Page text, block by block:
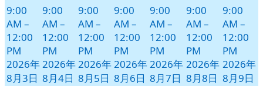
9:00
AM –
12:00
PM
2026年
8月3日
9:00
AM –
12:00
PM
2026年
8月4日
9:00
AM –
12:00
PM
2026年
8月5日
9:00
AM –
12:00
PM
2026年
8月6日
9:00
AM –
12:00
PM
2026年
8月7日
9:00
AM –
12:00
PM
2026年
8月8日
9:00
AM –
12:00
PM
2026年
8月9日